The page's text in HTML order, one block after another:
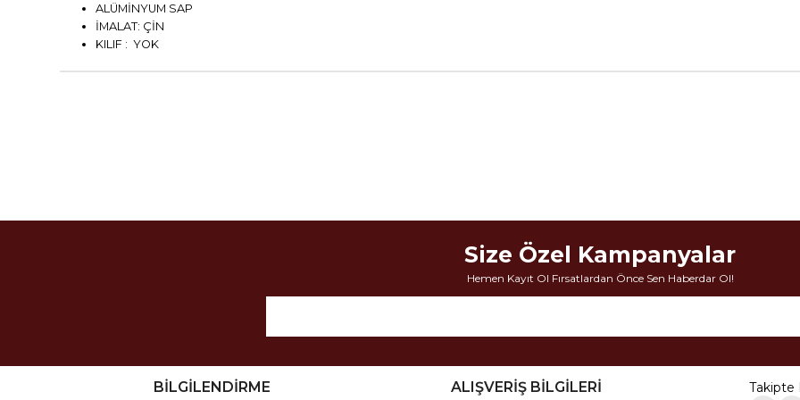
ALÜMİNYUM SAP
İMALAT: ÇİN
KILIF : YOK
Size Özel Kampanyalar
Hemen Kayıt Ol Fırsatlardan Önce Sen Haberdar Ol!
BİLGİLENDİRME ALIŞVERİŞ BİLGİLERİ Takipte